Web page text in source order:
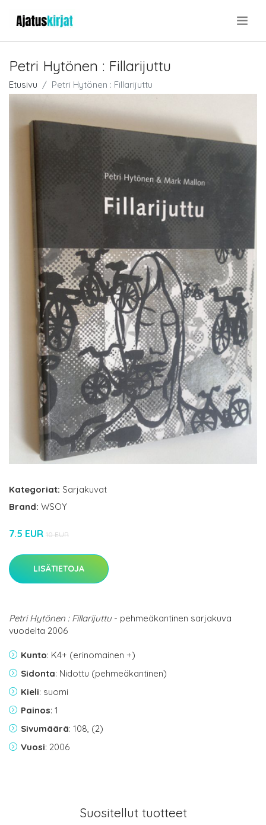
Petri Hytönen : Fillarijuttu
Etusivu Petri Hytönen : Fillarijuttu
Kategoriat: Sarjakuvat
Brand: WSOY
7.5 EUR 10 EUR
LISÄTIETOJA
Petri Hytönen : Fillarijuttu - pehmeäkantinen sarjakuva
vuodelta 2006
Kunto: K4+ (erinomainen +)
Sidonta: Nidottu (pehmeäkantinen)
Kieli: suomi
Painos: 1
Sivumäärä: 108, (2)
Vuosi: 2006
Suositellut tuotteet